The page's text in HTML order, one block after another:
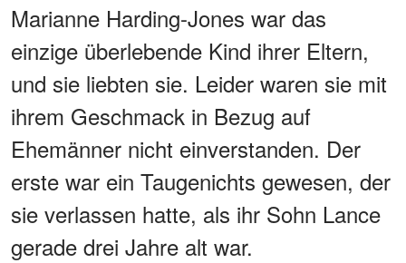
Marianne Harding-Jones war das
einzige überlebende Kind ihrer Eltern,
und sie liebten sie. Leider waren sie mit
ihrem Geschmack in Bezug auf
Ehemänner nicht einverstanden. Der
erste war ein Taugenichts gewesen, der
sie verlassen hatte, als ihr Sohn Lance
gerade drei Jahre alt war.